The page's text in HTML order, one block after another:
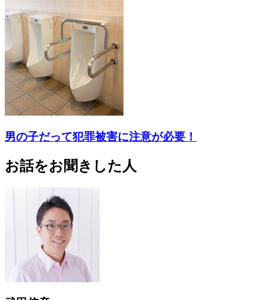
男の子だって犯罪被害に注意が必要！
お話をお聞きした人